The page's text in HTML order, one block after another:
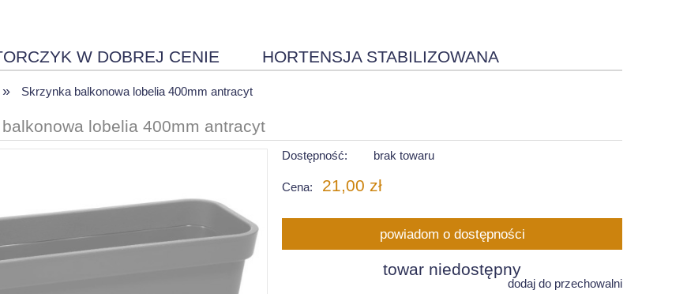
W DOBREJ CENIE HORTENSJA STABILIZOWANA
Menu Nowości
» Skrzynka balkonowa lobelia 400mm antracyt
lobelia 400mm antracyt
Dostępność: brak towaru
Cena: 21,00 zł
powiadom o dostępności
towar niedostępny
dodaj do przechowalni